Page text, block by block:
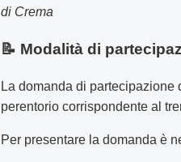
di Crema
📝 Modalità di
La domanda di partecipazione
perentorio corrispondente al
Per presentare la domanda è